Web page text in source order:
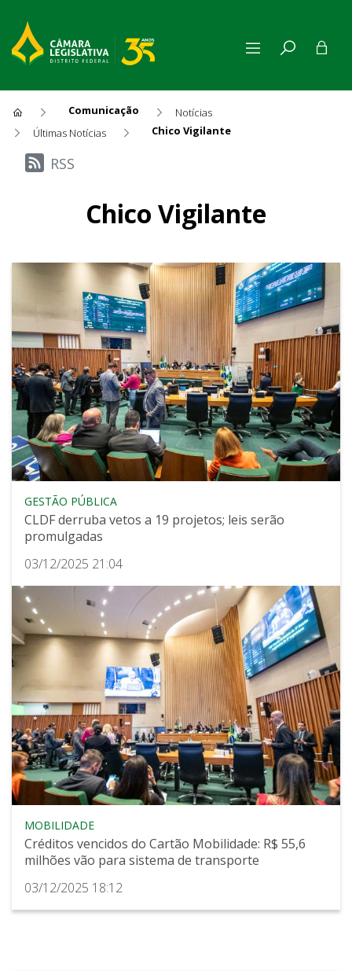
Comunicação
Notícias
Últimas Notícias
Chico Vigilante
Últimas Notícias
RSS
Chico Vigilante
GESTÃO PÚBLICA
CLDF derruba vetos a 19 projetos; leis serão
promulgadas
03/12/2025 21:04
MOBILIDADE
Créditos vencidos do Cartão Mobilidade: R$ 55,6
milhões vão para sistema de transporte
03/12/2025 18:12